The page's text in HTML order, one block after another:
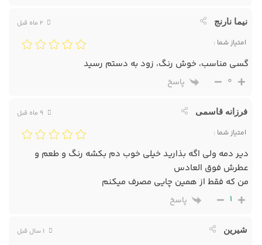
نیما نارنج
امتیاز شما :
گسی مناسب، خوش رنگ، زود به دستم رسید
0 پاسخ
فرزانه قاسمی
امتیاز شما :
دیر دمه ولی اگه بذارید خیلی خوب دم بکشه رنگ و طعم و
عطرش فوق العادس
من که فقط از همین چایی مصرف میکنم
1 پاسخ
شیرین